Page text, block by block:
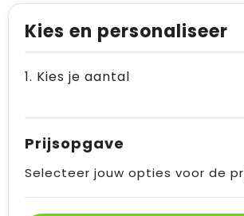
Kies en personaliseer
1. Kies je aantal
Prijsopgave
Selecteer jouw opties voor de